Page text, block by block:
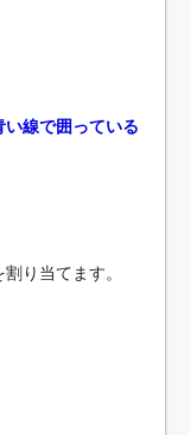
い線で囲っている
り当てます。